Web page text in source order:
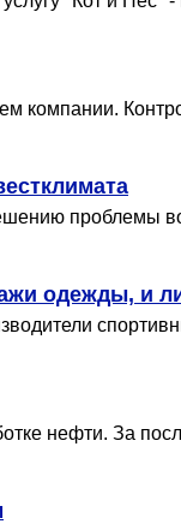
компании.
проблемы
одежды, и
нефти. За